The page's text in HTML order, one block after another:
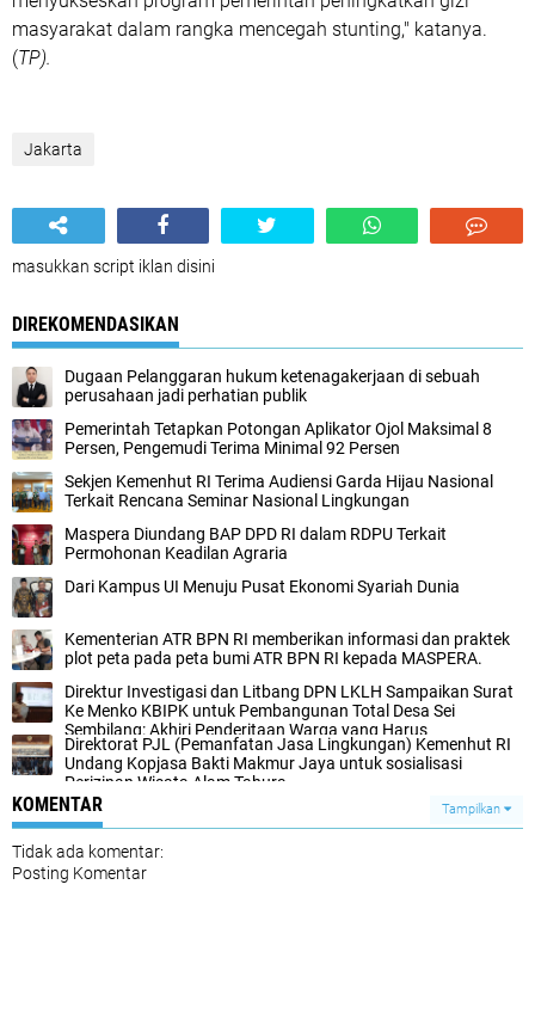
masyarakat dalam rangka mencegah stunting," katanya.
(TP).
Jakarta
masukkan script iklan disini
DIREKOMENDASIKAN
Dugaan Pelanggaran hukum ketenagakerjaan di sebuah
perusahaan jadi perhatian publik
Pemerintah Tetapkan Potongan Aplikator Ojol Maksimal 8
Persen, Pengemudi Terima Minimal 92 Persen
Sekjen Kemenhut RI Terima Audiensi Garda Hijau Nasional
Terkait Rencana Seminar Nasional Lingkungan‎
Maspera Diundang BAP DPD RI dalam RDPU Terkait
Permohonan Keadilan Agraria
Dari Kampus UI Menuju Pusat Ekonomi Syariah Dunia
Kementerian ATR BPN RI memberikan informasi dan praktek
plot peta pada peta bumi ATR BPN RI kepada MASPERA.
Direktur Investigasi dan Litbang DPN LKLH Sampaikan Surat
Ke Menko KBIPK untuk Pembangunan Total Desa Sei
Sembilang: Akhiri Penderitaan Warga yang Harus
Menggotong Jenazah.
Direktorat PJL (Pemanfatan Jasa Lingkungan) Kemenhut RI
Undang Kopjasa Bakti Makmur Jaya untuk sosialisasi
Perizinan Wisata Alam Tahura
KOMENTAR Tampilkan
Tidak ada komentar:
Posting Komentar